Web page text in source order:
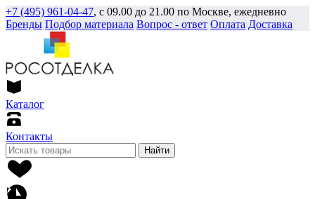
+7 (495) 961-04-47, с 09.00 до 21.00 по Москве, ежедневно
Бренды Подбор материала Вопрос - ответ Оплата Доставка
Каталог
Контакты
Найти